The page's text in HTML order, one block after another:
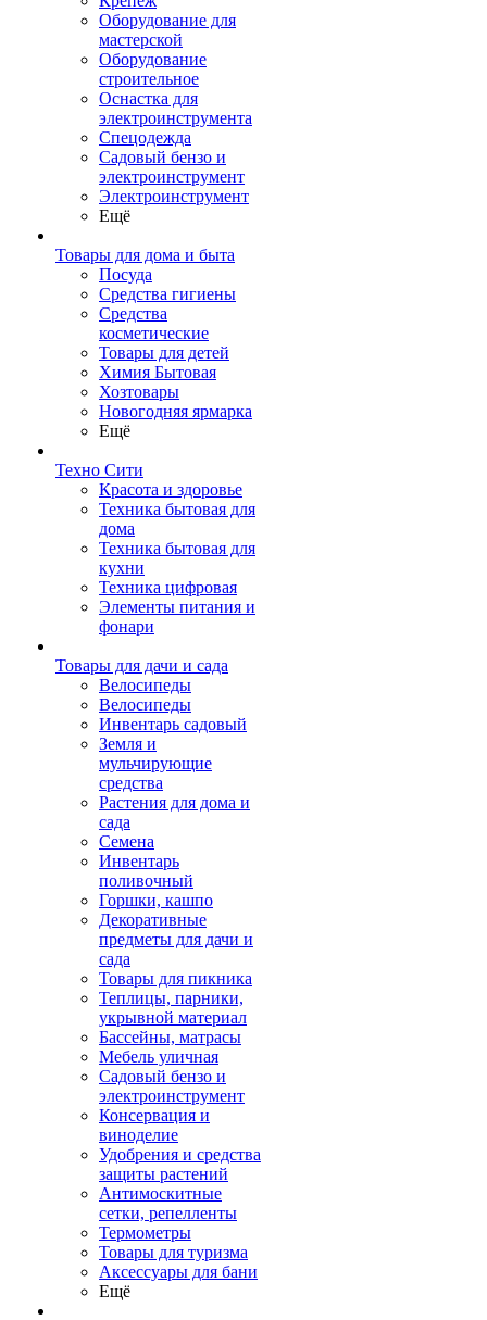
Оборудование для
мастерской
Оборудование
строительное
Оснастка для
электроинструмента
Спецодежда
Садовый бензо и
электроинструмент
Электроинструмент
Ещё
Товары для дома и быта
Посуда
Средства гигиены
Средства
косметические
Товары для детей
Химия Бытовая
Хозтовары
Новогодняя ярмарка
Ещё
Техно Сити
Красота и здоровье
Техника бытовая для
дома
Техника бытовая для
кухни
Техника цифровая
Элементы питания и
фонари
Товары для дачи и сада
Велосипеды
Велосипеды
Инвентарь садовый
Земля и
мульчирующие
средства
Растения для дома и
сада
Семена
Инвентарь
поливочный
Горшки, кашпо
Декоративные
предметы для дачи и
сада
Товары для пикника
Теплицы, парники,
укрывной материал
Бассейны, матрасы
Мебель уличная
Садовый бензо и
электроинструмент
Консервация и
виноделие
Удобрения и средства
защиты растений
Антимоскитные
сетки, репелленты
Термометры
Товары для туризма
Аксессуары для бани
Ещё